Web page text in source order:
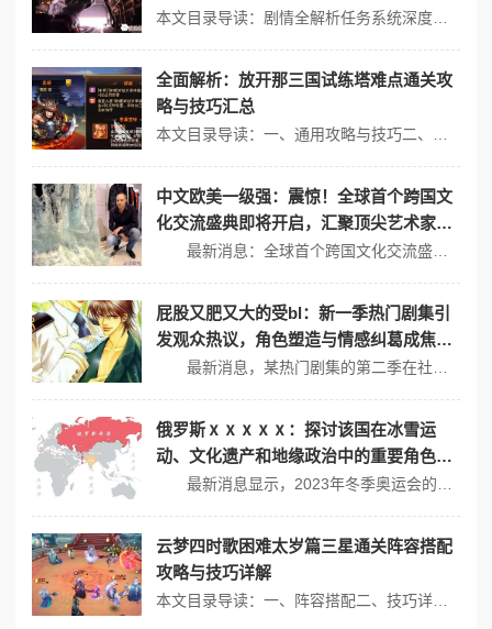
全面解析：放开那三国试练塔难点通关攻
略与技巧汇总
中文欧美一级强：震惊！全球首个跨国文
化交流盛典即将开启，汇聚顶尖艺术家与
创意团队，引发热议！
屁股又肥又大的受bl：新一季热门剧集引
发观众热议，角色塑造与情感纠葛成焦点
话题
俄罗斯ⅹⅹⅹⅹⅹ：探讨该国在冰雪运
动、文化遗产和地缘政治中的重要角色与
影响力
云梦四时歌困难太岁篇三星通关阵容搭配
攻略与技巧详解